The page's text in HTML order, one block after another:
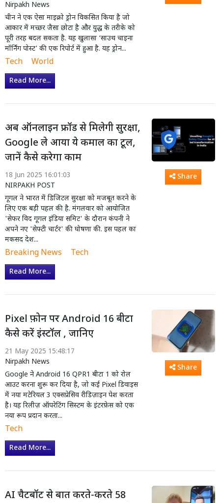
Nirpakh News
चीन ने एक ऐसा माइक्रो ड्रोन विकसित किया है जो
आकार में मच्छर जैसा छोटा है और युद्ध के तरीके को
पूरी तरह बदल सकता है. यह खुलासा ‘साउथ चाइना
मॉर्निंग पोस्ट’ की एक रिपोर्ट में हुआ है. यह ड्रोन...
Tech World
Read More...
अब ऑनलाइन फ्रॉड से मिलेगी सुरक्षा,
Google ले आया ये कमाल का टूल,
जानें कैसे करेगा काम
18 Jun 2025 16:01:03
NIRPAKH POST
गूगल ने भारत में डिजिटल सुरक्षा को मजबूत करने के
लिए एक बड़ी पहल की है. मंगलवार को आयोजित
'सेफर विद गूगल इंडिया समिट' के दौरान कंपनी ने
अपने नए 'सेफ्टी चार्टर' की घोषणा की. इस पहल का
मकसद देश...
Breaking News Tech
Read More...
Share
Pixel फ़ोन पर Android 16 बीटा
कैसे करें इंस्टॉल , जानिए
21 May 2025 15:48:17
Nirpakh News
Google ने Android 16 QPR1 बीटा 1 को रोल
आउट करना शुरू कर दिया है, जो कई Pixel डिवाइस
में नया मटेरियल 3 एक्सप्रेसिव रीडिज़ाइन पेश करता
है। यह रिलीज़ ऑपरेटिंग सिस्टम के इंटरफ़ेस को एक
नया रूप प्रदान करता...
Tech
Read More...
Share
AI चैटबॉट से बात करते-करते 58